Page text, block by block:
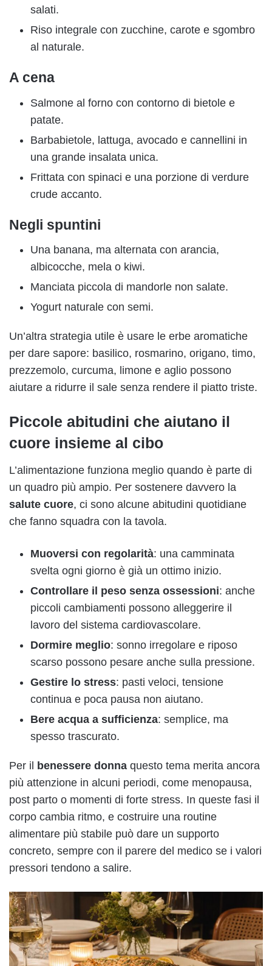
salati.
Riso integrale con zucchine, carote e sgombro
al naturale.
A cena
Salmone al forno con contorno di bietole e
patate.
Barbabietole, lattuga, avocado e cannellini in
una grande insalata unica.
Frittata con spinaci e una porzione di verdure
crude accanto.
Negli spuntini
Una banana, ma alternata con arancia,
albicocche, mela o kiwi.
Manciata piccola di mandorle non salate.
Yogurt naturale con semi.
Un’altra strategia utile è usare le erbe aromatiche
per dare sapore: basilico, rosmarino, origano, timo,
prezzemolo, curcuma, limone e aglio possono
aiutare a ridurre il sale senza rendere il piatto triste.
Piccole abitudini che aiutano il
cuore insieme al cibo
L’alimentazione funziona meglio quando è parte di
un quadro più ampio. Per sostenere davvero la
salute cuore, ci sono alcune abitudini quotidiane
che fanno squadra con la tavola.
Muoversi con regolarità: una camminata
svelta ogni giorno è già un ottimo inizio.
Controllare il peso senza ossessioni: anche
piccoli cambiamenti possono alleggerire il
lavoro del sistema cardiovascolare.
Dormire meglio: sonno irregolare e riposo
scarso possono pesare anche sulla pressione.
Gestire lo stress: pasti veloci, tensione
continua e poca pausa non aiutano.
Bere acqua a sufficienza: semplice, ma
spesso trascurato.
Per il benessere donna questo tema merita ancora
più attenzione in alcuni periodi, come menopausa,
post parto o momenti di forte stress. In queste fasi il
corpo cambia ritmo, e costruire una routine
alimentare più stabile può dare un supporto
concreto, sempre con il parere del medico se i valori
pressori tendono a salire.